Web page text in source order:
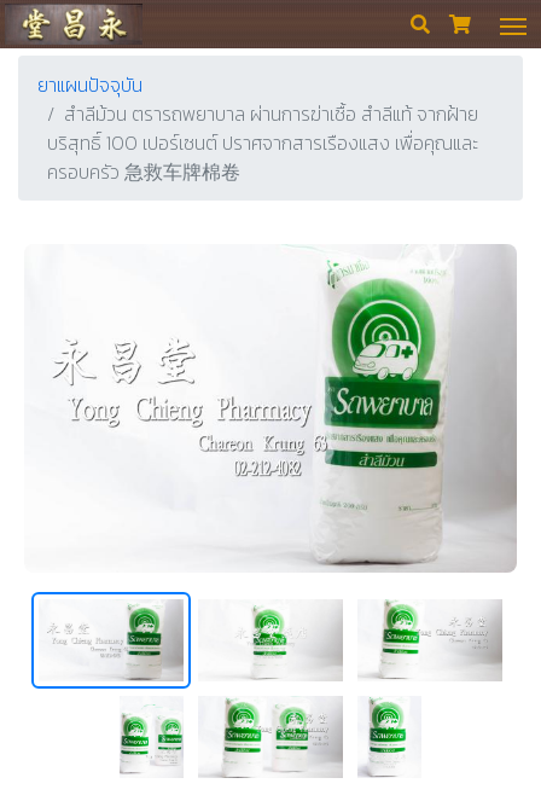
ร้านขายยา ย่งเชียงตึ๊ง  
ยาแผนปัจจุบัน
สำลีม้วน ตรารถพยาบาล ผ่านการฆ่าเชื้อ สำลีแท้ จากฝ้าย
บริสุทธิ์ 100 เปอร์เซนต์ ปราศจากสารเรืองแสง เพื่อคุณและ
ครอบครัว 急救车牌棉卷